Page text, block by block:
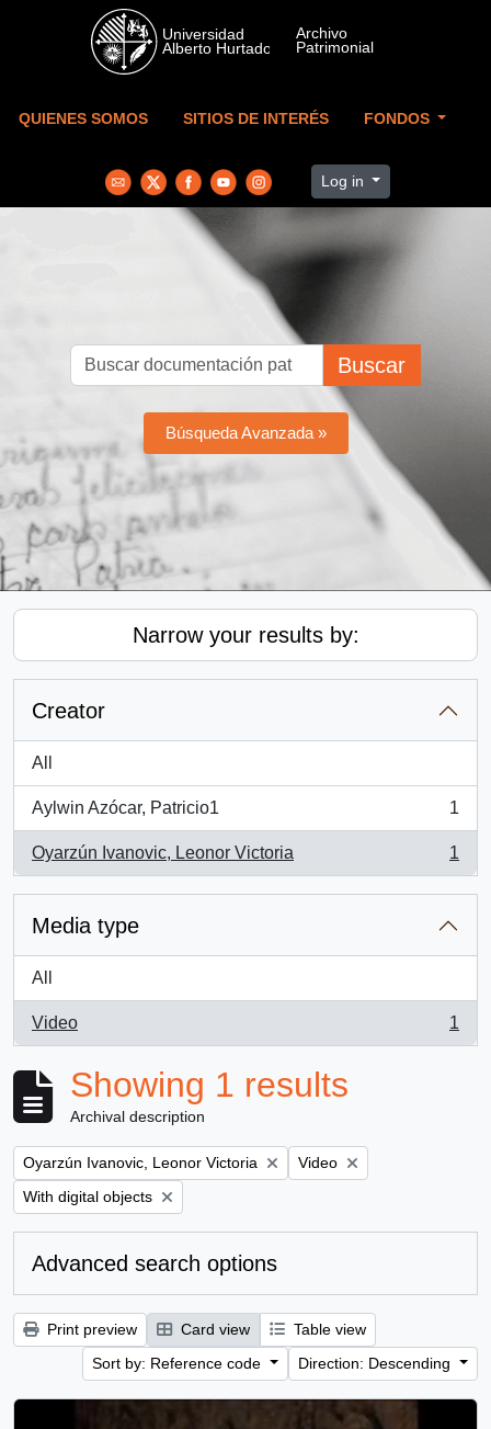
Skip to main content
QUIENES SOMOS SITIOS DE INTERÉS FONDOS
Log in
Buscar
Búsqueda Avanzada »
Narrow your results by:
Creator
All
Aylwin Azócar, Patricio1
, 1 results
1
Oyarzún Ivanovic, Leonor Victoria
, 1 results
1
Media type
All
Video
, 1 results
1
Showing 1 results
Archival description
Remove filter:
Oyarzún Ivanovic, Leonor Victoria Remove filter:
Video
Remove filter:
With digital objects
Advanced search options
Print preview Card view
Table view
Sort by: Reference code
Direction: Descending